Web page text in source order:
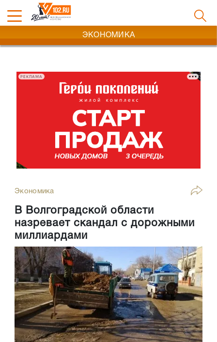
ЭКОНОМИКА
РЕКЛАМА
Экономика
В Волгоградской области
назревает скандал с дорожными
миллиардами